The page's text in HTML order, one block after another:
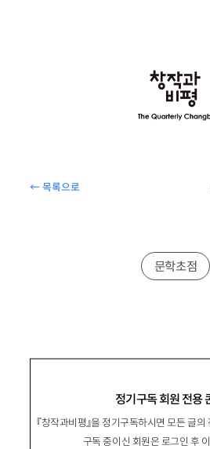
← 목록으로
정기구독 회원 전용
『창작과비평』을 정기구독하시면 모든 글
구독 중이신 회원은 로그인 후
문학초점